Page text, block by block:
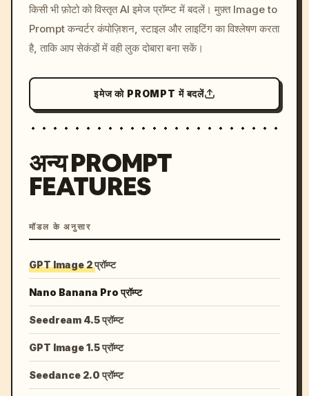
c, cyberpunk sunset, neon
colors, 8k --v 6.0
किसी भी फ़ोटो को विस्तृत AI इमेज प्रॉम्प्ट में बदलें। मुफ़्त Image to
Prompt कन्वर्टर कंपोज़िशन, स्टाइल और लाइटिंग का विश्लेषण करता
है, ताकि आप सेकंडों में वही लुक दोबारा बना सकें।
इमेज को PROMPT में बदलें
अन्य PROMPT
FEATURES
मॉडल के अनुसार
GPT Image 2 प्रॉम्प्ट
Nano Banana Pro प्रॉम्प्ट
Seedream 4.5 प्रॉम्प्ट
GPT Image 1.5 प्रॉम्प्ट
Seedance 2.0 प्रॉम्प्ट